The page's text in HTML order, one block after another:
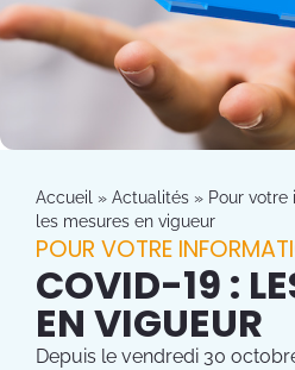
Accueil » Actualités » Pour votre
les mesures en vigueur
POUR VOTRE
COVID-19 :
EN VIGUEUR
Depuis le vendredi 30